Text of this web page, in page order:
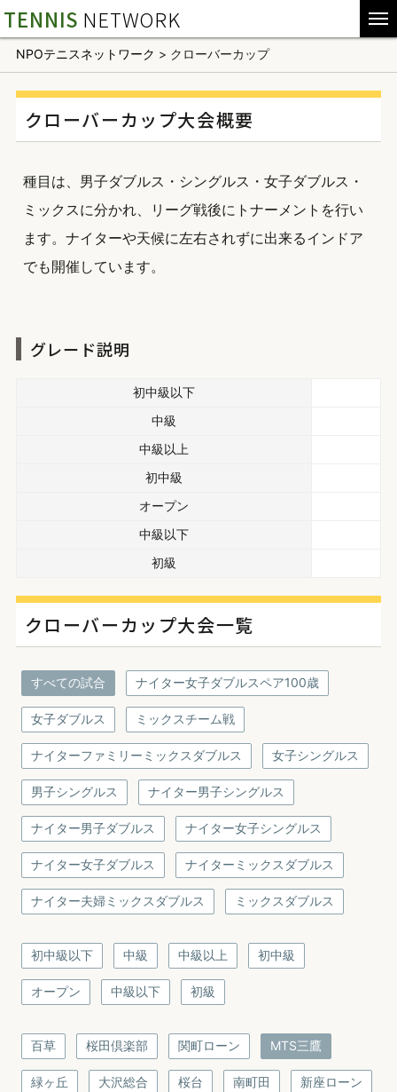
TENNIS NETWORK
NPOテニスネットワーク > クローバーカップ
クローバーカップ大会概要
種目は、男子ダブルス・シングルス・女子ダブルス・
ミックスに分かれ、リーグ戦後にトナーメントを行い
ます。ナイターや天候に左右されずに出来るインドア
でも開催しています。
グレード説明
初中級以下
中級
中級以上
初中級
オープン
中級以下
初級
クローバーカップ大会一覧
すべての試合 ナイター女子ダブルスペア100歳
女子ダブルス ミックスチーム戦
ナイターファミリーミックスダブルス 女子シングルス
男子シングルス ナイター男子シングルス
ナイター男子ダブルス ナイター女子シングルス
ナイター女子ダブルス ナイターミックスダブルス
ナイター夫婦ミックスダブルス ミックスダブルス
初中級以下 中級 中級以上 初中級
オープン 中級以下 初級
百草 桜田倶楽部 関町ローン MTS三鷹
緑ヶ丘 大沢総合 桜台 南町田 新座ローン